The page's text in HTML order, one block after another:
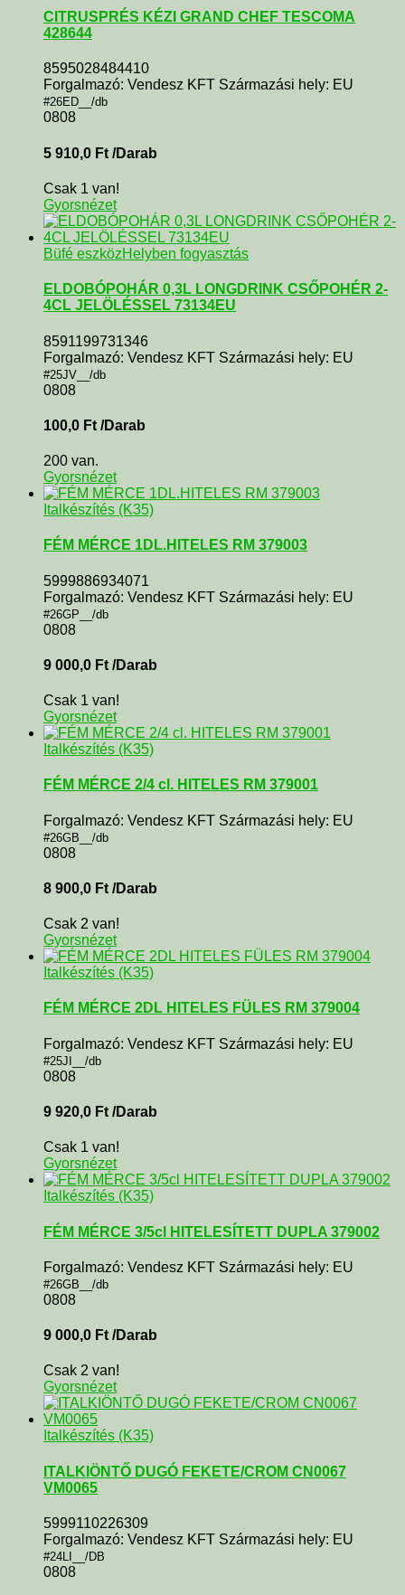
CITRUSPRÉS KÉZI GRAND CHEF TESCOMA
428644
8595028484410
Forgalmazó: Vendesz KFT Származási hely: EU
#26ED__/db
0808
5 910,0 Ft /Darab
Csak 1 van!
Gyorsnézet
Büfé eszközHelyben fogyasztás
ELDOBÓPOHÁR 0,3L LONGDRINK CSŐPOHÉR 2-
4CL JELÖLÉSSEL 73134EU
8591199731346
Forgalmazó: Vendesz KFT Származási hely: EU
#25JV__/db
0808
100,0 Ft /Darab
200 van.
Gyorsnézet
Italkészítés (K35)
FÉM MÉRCE 1DL.HITELES RM 379003
5999886934071
Forgalmazó: Vendesz KFT Származási hely: EU
#26GP__/db
0808
9 000,0 Ft /Darab
Csak 1 van!
Gyorsnézet
Italkészítés (K35)
FÉM MÉRCE 2/4 cl. HITELES RM 379001
Forgalmazó: Vendesz KFT Származási hely: EU
#26GB__/db
0808
8 900,0 Ft /Darab
Csak 2 van!
Gyorsnézet
Italkészítés (K35)
FÉM MÉRCE 2DL HITELES FÜLES RM 379004
Forgalmazó: Vendesz KFT Származási hely: EU
#25JI__/db
0808
9 920,0 Ft /Darab
Csak 1 van!
Gyorsnézet
Italkészítés (K35)
FÉM MÉRCE 3/5cl HITELESÍTETT DUPLA 379002
Forgalmazó: Vendesz KFT Származási hely: EU
#26GB__/db
0808
9 000,0 Ft /Darab
Csak 2 van!
Gyorsnézet
Italkészítés (K35)
ITALKIÖNTŐ DUGÓ FEKETE/CROM CN0067
VM0065
5999110226309
Forgalmazó: Vendesz KFT Származási hely: EU
#24LI__/DB
0808